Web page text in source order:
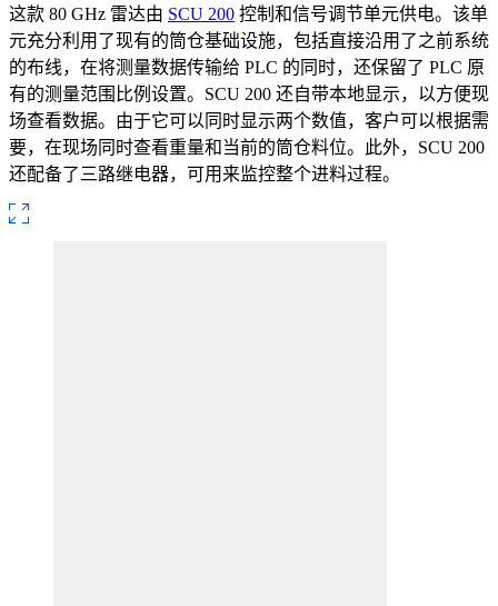
这款 80 GHz 雷达由 SCU 200 控制和信号调节单元供电。该单
元充分利用了现有的筒仓基础设施，包括直接沿用了之前系统
的布线，在将测量数据传输给 PLC 的同时，还保留了 PLC 原
有的测量范围比例设置。SCU 200 还自带本地显示，以方便现
场查看数据。由于它可以同时显示两个数值，客户可以根据需
要，在现场同时查看重量和当前的筒仓料位。此外，SCU 200
还配备了三路继电器，可用来监控整个进料过程。